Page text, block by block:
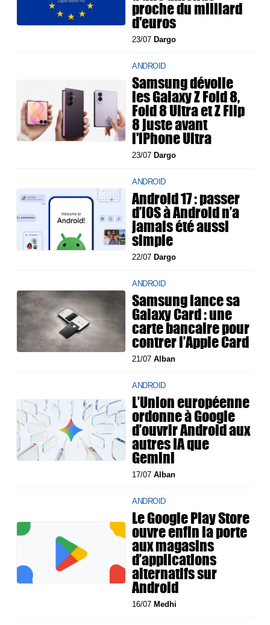
proche du milliard
d'euros
23/07 Dargo
ANDROID
Samsung dévoile
les Galaxy Z Fold 8,
Fold 8 Ultra et Z Flip
8 juste avant
l'iPhone Ultra
23/07 Dargo
ANDROID
Android 17 : passer
d’iOS à Android n’a
jamais été aussi
simple
22/07 Dargo
ANDROID
Samsung lance sa
Galaxy Card : une
carte bancaire pour
contrer l’Apple Card
21/07Alban
ANDROID
L’Union européenne
ordonne à Google
d’ouvrir Android aux
autres IA que
Gemini
17/07Alban
ANDROID
Le Google Play Store
ouvre enfin la porte
aux magasins
d’applications
alternatifs sur
Android
16/07 Medhi